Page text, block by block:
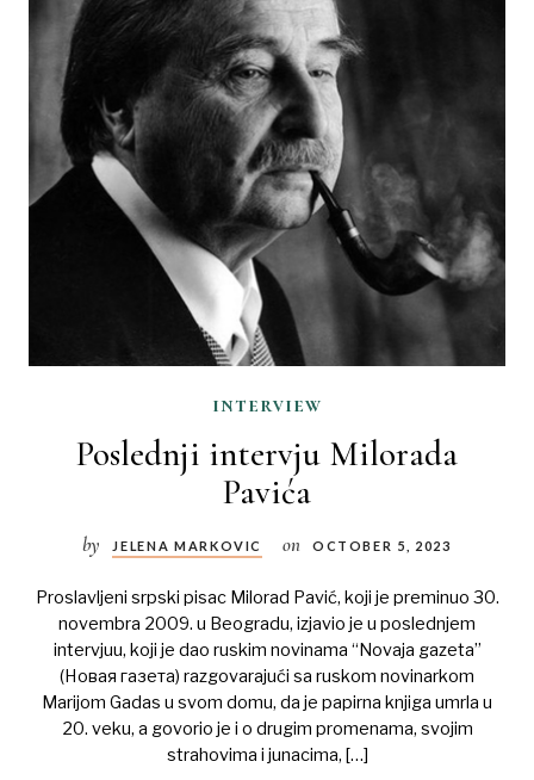
interview
Poslednji intervju Milorada
Pavića
by JELENA MARKOVIC on OCTOBER 5, 2023
Proslavljeni srpski pisac Milorad Pavić, koji je preminuo 30.
novembra 2009. u Beogradu, izjavio je u poslednjem
intervjuu, koji je dao ruskim novinama “Novaja gazeta”
(Новая газета) razgovarajući sa ruskom novinarkom
Marijom Gadas u svom domu, da je papirna knjiga umrla u
20. veku, a govorio je i o drugim promenama, svojim
strahovima i junacima, […]